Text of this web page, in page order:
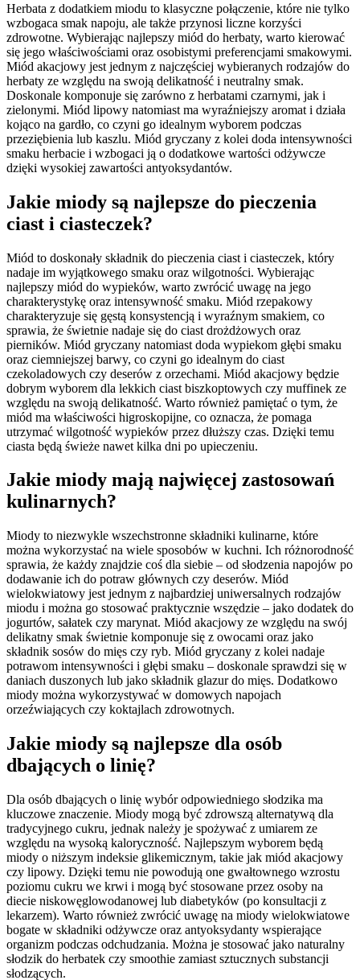
Herbata z dodatkiem miodu to klasyczne połączenie, które nie tylko
wzbogaca smak napoju, ale także przynosi liczne korzyści
zdrowotne. Wybierając najlepszy miód do herbaty, warto kierować
się jego właściwościami oraz osobistymi preferencjami smakowymi.
Miód akacjowy jest jednym z najczęściej wybieranych rodzajów do
herbaty ze względu na swoją delikatność i neutralny smak.
Doskonale komponuje się zarówno z herbatami czarnymi, jak i
zielonymi. Miód lipowy natomiast ma wyraźniejszy aromat i działa
kojąco na gardło, co czyni go idealnym wyborem podczas
przeziębienia lub kaszlu. Miód gryczany z kolei doda intensywności
smaku herbacie i wzbogaci ją o dodatkowe wartości odżywcze
dzięki wysokiej zawartości antyoksydantów.
Jakie miody są najlepsze do pieczenia
ciast i ciasteczek?
Miód to doskonały składnik do pieczenia ciast i ciasteczek, który
nadaje im wyjątkowego smaku oraz wilgotności. Wybierając
najlepszy miód do wypieków, warto zwrócić uwagę na jego
charakterystykę oraz intensywność smaku. Miód rzepakowy
charakteryzuje się gęstą konsystencją i wyraźnym smakiem, co
sprawia, że świetnie nadaje się do ciast drożdżowych oraz
pierników. Miód gryczany natomiast doda wypiekom głębi smaku
oraz ciemniejszej barwy, co czyni go idealnym do ciast
czekoladowych czy deserów z orzechami. Miód akacjowy będzie
dobrym wyborem dla lekkich ciast biszkoptowych czy muffinek ze
względu na swoją delikatność. Warto również pamiętać o tym, że
miód ma właściwości higroskopijne, co oznacza, że pomaga
utrzymać wilgotność wypieków przez dłuższy czas. Dzięki temu
ciasta będą świeże nawet kilka dni po upieczeniu.
Jakie miody mają najwięcej zastosowań
kulinarnych?
Miody to niezwykle wszechstronne składniki kulinarne, które
można wykorzystać na wiele sposobów w kuchni. Ich różnorodność
sprawia, że każdy znajdzie coś dla siebie – od słodzenia napojów po
dodawanie ich do potraw głównych czy deserów. Miód
wielokwiatowy jest jednym z najbardziej uniwersalnych rodzajów
miodu i można go stosować praktycznie wszędzie – jako dodatek do
jogurtów, sałatek czy marynat. Miód akacjowy ze względu na swój
delikatny smak świetnie komponuje się z owocami oraz jako
składnik sosów do mięs czy ryb. Miód gryczany z kolei nadaje
potrawom intensywności i głębi smaku – doskonale sprawdzi się w
daniach duszonych lub jako składnik glazur do mięs. Dodatkowo
miody można wykorzystywać w domowych napojach
orzeźwiających czy koktajlach zdrowotnych.
Jakie miody są najlepsze dla osób
dbających o linię?
Dla osób dbających o linię wybór odpowiedniego słodzika ma
kluczowe znaczenie. Miody mogą być zdrowszą alternatywą dla
tradycyjnego cukru, jednak należy je spożywać z umiarem ze
względu na wysoką kaloryczność. Najlepszym wyborem będą
miody o niższym indeksie glikemicznym, takie jak miód akacjowy
czy lipowy. Dzięki temu nie powodują one gwałtownego wzrostu
poziomu cukru we krwi i mogą być stosowane przez osoby na
diecie niskowęglowodanowej lub diabetyków (po konsultacji z
lekarzem). Warto również zwrócić uwagę na miody wielokwiatowe
bogate w składniki odżywcze oraz antyoksydanty wspierające
organizm podczas odchudzania. Można je stosować jako naturalny
słodzik do herbatek czy smoothie zamiast sztucznych substancji
słodzących.